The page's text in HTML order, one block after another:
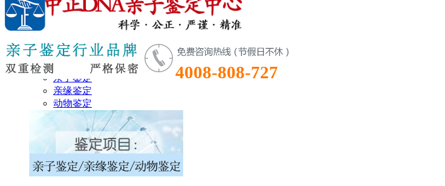
4008-808-727
鉴定首页
鉴定项目
亲子鉴定
亲缘鉴定
动物鉴定